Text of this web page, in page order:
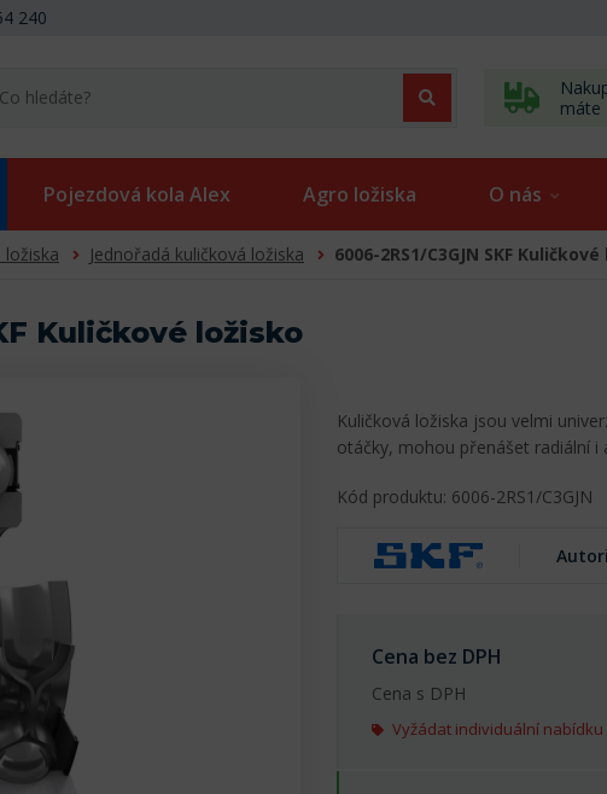
240
máte
Pojezdová kola Alex Agro ložiska O nás
ložiska Jednořadá kuličková ložiska 6006-2RS1/C3GJN SKF
Kuličkové ložisko
Kuličková ložiska jsou velmi
otáčky, mohou přenášet radiální
Kód produktu: 6006-2RS1/C3GJN
Cena bez DPH
Cena s DPH
Vyžádat individuální nabídku